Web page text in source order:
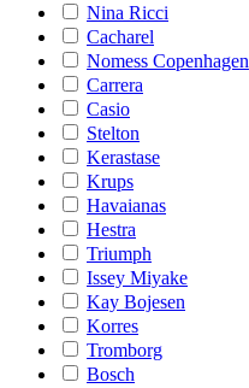
Nina Ricci
Cacharel
Nomess Copenhagen
Carrera
Casio
Stelton
Kerastase
Krups
Havaianas
Hestra
Triumph
Issey Miyake
Kay Bojesen
Korres
Tromborg
Bosch